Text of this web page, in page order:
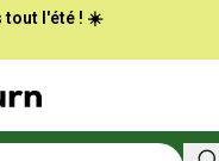
tout l'été ! ☀️